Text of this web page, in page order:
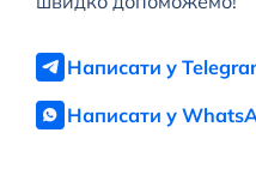
Написати у
Написати у